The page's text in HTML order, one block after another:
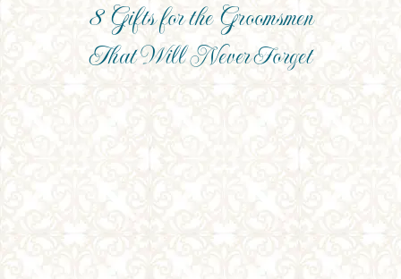
8 Gifts for the Groomsmen
That Will Never Forget